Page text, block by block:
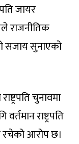
जायर
राजनीतिक
सजाय सुनाएको
चुनावमा
राष्ट्रपति
रचेको आरोप छ।